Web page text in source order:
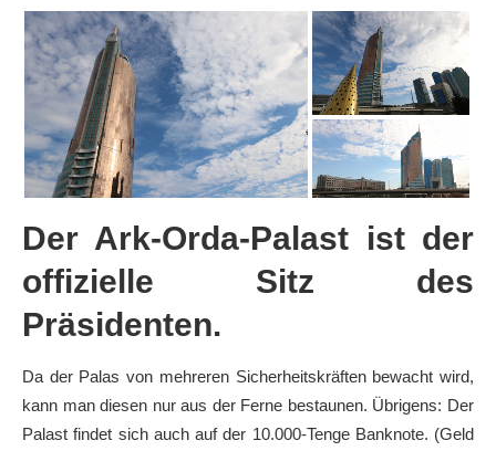
Der Ark-Orda-Palast ist der
offizielle Sitz des
Präsidenten.
Da der Palas von mehreren Sicherheitskräften bewacht wird,
kann man diesen nur aus der Ferne bestaunen. Übrigens: Der
Palast findet sich auch auf der 10.000-Tenge Banknote. (Geld